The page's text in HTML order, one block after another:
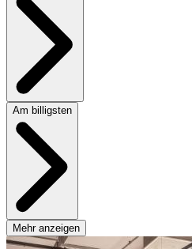
Am billigsten
Mehr anzeigen